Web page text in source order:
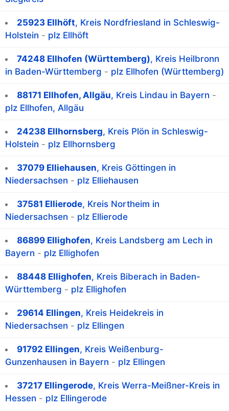
25923 Ellhöft, Kreis Nordfriesland in Schleswig-
Holstein - plz Ellhöft
74248 Ellhofen (Württemberg), Kreis Heilbronn
in Baden-Württemberg - plz Ellhofen (Württemberg)
88171 Ellhofen, Allgäu, Kreis Lindau in Bayern -
plz Ellhofen, Allgäu
24238 Ellhornsberg, Kreis Plön in Schleswig-
Holstein - plz Ellhornsberg
37079 Elliehausen, Kreis Göttingen in
Niedersachsen - plz Elliehausen
37581 Ellierode, Kreis Northeim in
Niedersachsen - plz Ellierode
86899 Ellighofen, Kreis Landsberg am Lech in
Bayern - plz Ellighofen
88448 Ellighofen, Kreis Biberach in Baden-
Württemberg - plz Ellighofen
29614 Ellingen, Kreis Heidekreis in
Niedersachsen - plz Ellingen
91792 Ellingen, Kreis Weißenburg-
Gunzenhausen in Bayern - plz Ellingen
37217 Ellingerode, Kreis Werra-Meißner-Kreis in
Hessen - plz Ellingerode